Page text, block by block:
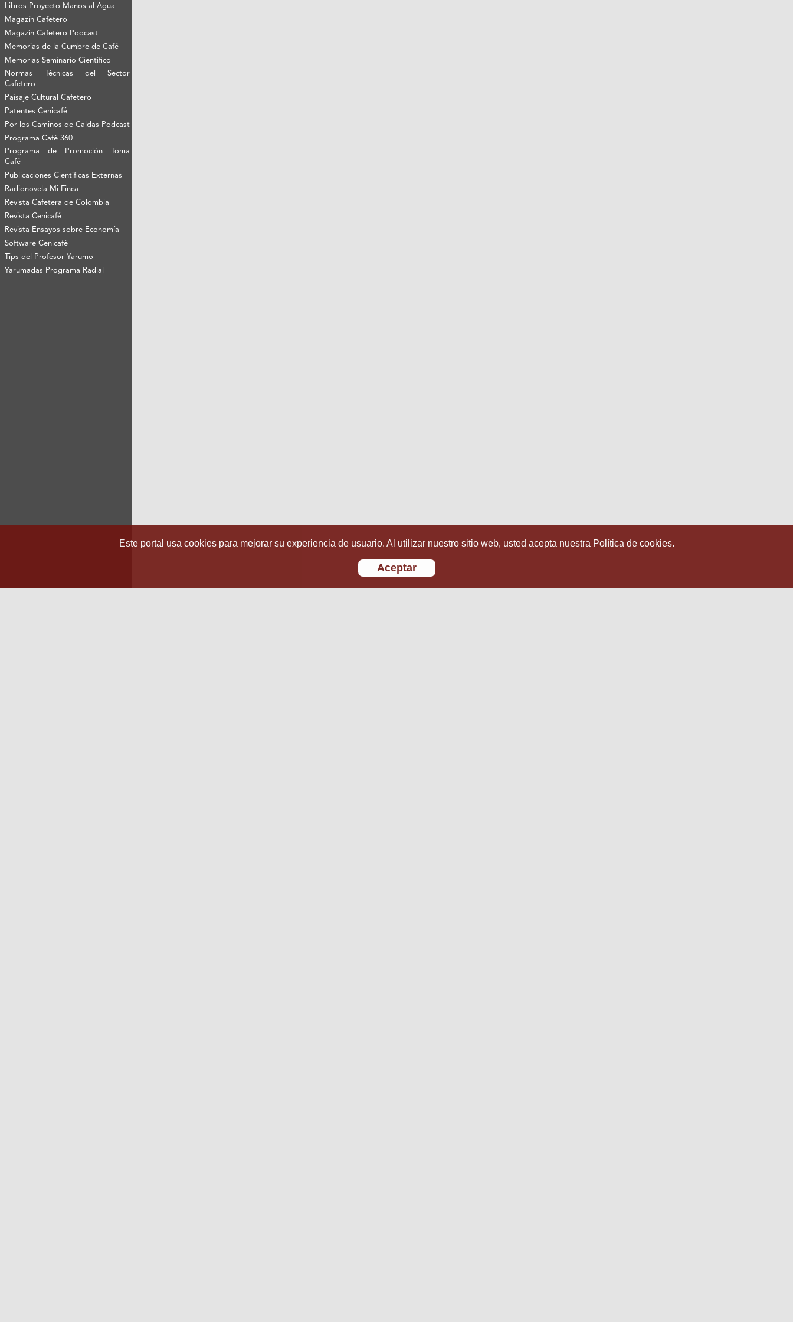
Libros Proyecto Manos al Agua
Magazín Cafetero
Magazín Cafetero Podcast
Memorias de la Cumbre de Café
Memorias Seminario Científico
Normas Técnicas del Sector
Cafetero
Paisaje Cultural Cafetero
Patentes Cenicafé
Por los Caminos de Caldas Podcast
Programa Café 360
Programa de Promoción Toma
Café
Publicaciones Científicas Externas
Radionovela Mi Finca
Revista Cafetera de Colombia
Revista Cenicafé
Revista Ensayos sobre Economía
Software Cenicafé
Tips del Profesor Yarumo
Yarumadas Programa Radial
Este portal usa cookies para mejorar su experiencia de usuario. Al utilizar nuestro sitio web, usted acepta nuestra Política de cookies.
Aceptar